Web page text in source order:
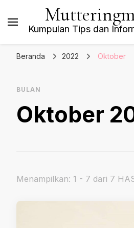
Kumpulan Tips dan
Beranda 2022 Oktober
BULAN
Oktober
Menampilkan: 1 - 7 dari 7